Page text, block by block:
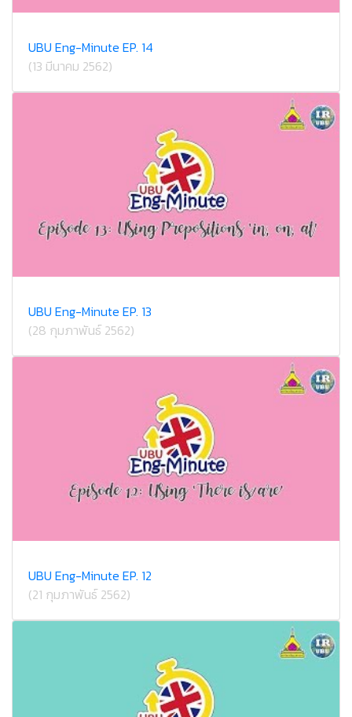
UBU Eng-Minute EP. 14
(13 มีนาคม 2562)
UBU Eng-Minute EP. 13
(28 กุมภาพันธ์ 2562)
UBU Eng-Minute EP. 12
(21 กุมภาพันธ์ 2562)